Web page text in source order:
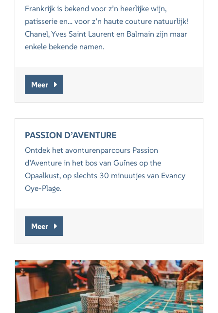
Frankrijk is bekend voor z’n heerlijke wijn,
patisserie en… voor z’n haute couture natuurlijk!
Chanel, Yves Saint Laurent en Balmain zijn maar
enkele bekende namen.
Meer
PASSION D’AVENTURE
Ontdek het avonturenparcours Passion
d’Aventure in het bos van Guînes op the
Opaalkust, op slechts 30 minuutjes van Evancy
Oye-Plage.
Meer